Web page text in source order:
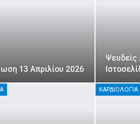
13 Απριλίου 2026
ΚΑΡΔΙΟΛΟΓΊΑ